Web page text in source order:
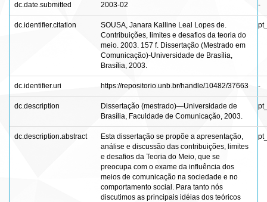
dc.date.submitted 2003-02 -
dc.identifier.citation
SOUSA, Janara Kalline Leal Lopes de.
Contribuições, limites e desafios da teoria do
meio. 2003. 157 f. Dissertação (Mestrado em
Comunicação)-Universidade de Brasília,
Brasília, 2003.
dc.identifier.uri https://repositorio.unb.br/handle/10482/37663 -
dc.description
Dissertação (mestrado)—Universidade de
Brasília, Faculdade de Comunicação, 2003.
dc.description.abstract
Esta dissertação se propõe a apresentação,
análise e discussão das contribuições, limites
e desafios da Teoria do Meio, que se
preocupa com o exame da influência dos
meios de comunicação na sociedade e no
comportamento social. Para tanto nós
discutimos as principais idéias dos teóricos